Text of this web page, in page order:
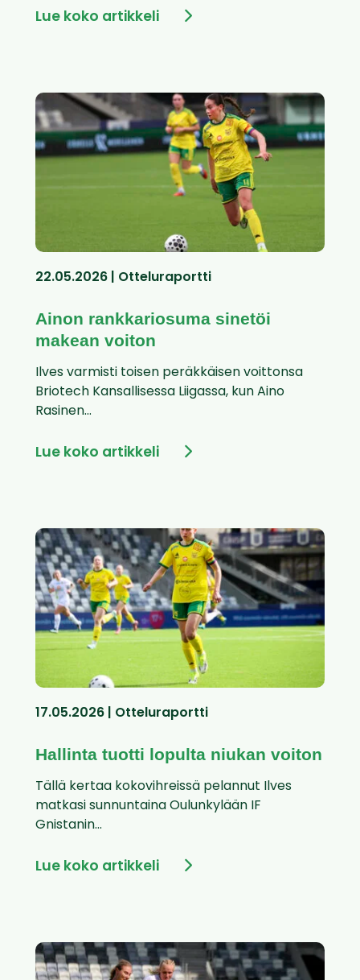
Lue koko artikkeli
22.05.2026 | Otteluraportti
Ainon rankkariosuma sinetöi
makean voiton
Ilves varmisti toisen peräkkäisen voittonsa
Briotech Kansallisessa Liigassa, kun Aino
Rasinen...
Lue koko artikkeli
17.05.2026 | Otteluraportti
Hallinta tuotti lopulta niukan voiton
Tällä kertaa kokovihreissä pelannut Ilves
matkasi sunnuntaina Oulunkylään IF
Gnistanin...
Lue koko artikkeli